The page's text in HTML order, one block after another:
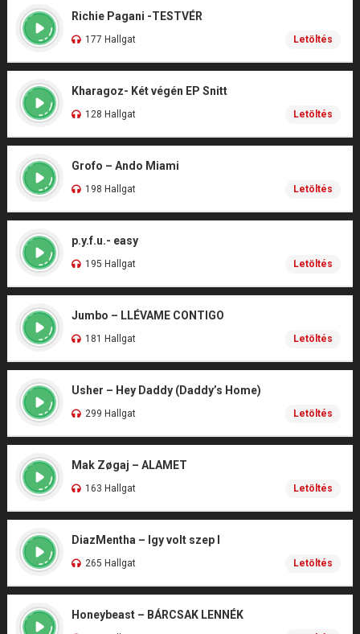
Richie Pagani -TESTVÉR
177 Hallgat Letöltés
Kharagoz- Két végén EP Snitt
128 Hallgat Letöltés
Grofo – Ando Miami
198 Hallgat Letöltés
p.y.f.u.- easy
195 Hallgat Letöltés
Jumbo – LLÉVAME CONTIGO
181 Hallgat Letöltés
Usher – Hey Daddy (Daddy’s Home)
299 Hallgat Letöltés
Mak Zøgaj – ALAMET
163 Hallgat Letöltés
DiazMentha – Igy volt szep I
265 Hallgat Letöltés
Honeybeast – BÁRCSAK LENNÉK